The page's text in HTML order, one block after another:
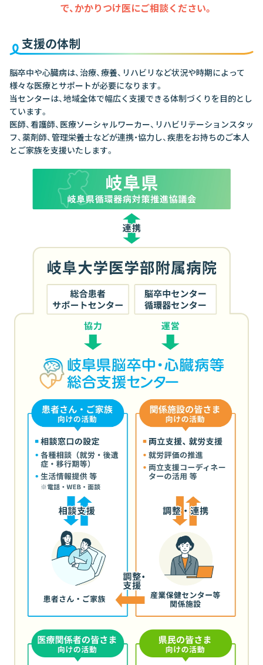
で、 かかりつけ医にご相談ください。
支援の体制
脳卒中や心臓病は、治療、療養、リハビリなど状況や時期によって
様々な医療とサポートが必要になります。
当センターは、地域全体で幅広く支援できる体制づくりを目的とし
ています。
医師、看護師、医療ソーシャルワーカー、リハビリテーションスタッ
フ、薬剤師、管理栄養士などが連携・協力し、疾患をお持ちのご本人
とご家族を支援いたします。